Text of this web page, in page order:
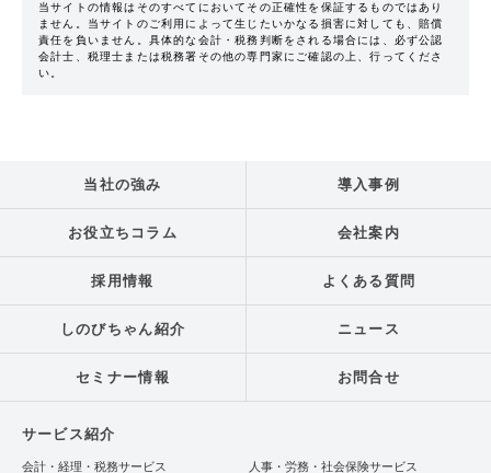
当サイトの情報はそのすべてにおいてその正確性を保証するものではあり
ません。当サイトのご利用によって生じたいかなる損害に対しても、賠償
責任を負いません。具体的な会計・税務判断をされる場合には、必ず公認
会計士、税理士または税務署その他の専門家にご確認の上、行ってくださ
い。
当社の強み 導入事例
お役立ちコラム 会社案内
採用情報 よくある質問
しのびちゃん紹介 ニュース
セミナー情報 お問合せ
サービス紹介
会計・経理・税務サービス 人事・労務・社会保険サービス